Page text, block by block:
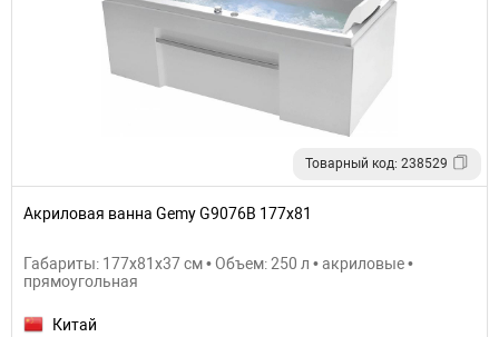
Товарный код: 238529
Акриловая ванна Gemy G9076B 177х81
Габариты: 177x81x37 см • Объем: 250 л • акриловые •
прямоугольная
Китай